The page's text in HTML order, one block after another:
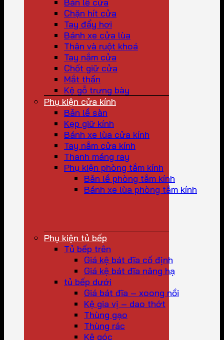
Chặn hít cửa
Tay đẩy hơi
Bánh xe cửa lùa
Thân và ruột khoá
Tay nắm cửa
Chốt giữ cửa
Mắt thần
Kệ gỗ trưng bày
Phụ kiện cửa kính
Bản lề sàn
Kẹp giữ kính
Bánh xe lùa cửa kính
Tay nắm cửa kính
Thanh máng ray
Phụ kiện phòng tắm kính
Bản lề phòng tắm kính
Bánh xe lùa phòng tắm kính
Phụ kiện tủ bếp
Tủ bếp trên
Giá kệ bát đĩa cố định
Giá kệ bát đĩa nâng hạ
tủ bếp dưới
Giá bát đĩa – xoong nồi
Kệ gia vị – dao thớt
Thùng gạo
Thùng rác
Kệ góc